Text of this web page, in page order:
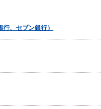
、セブン銀行）